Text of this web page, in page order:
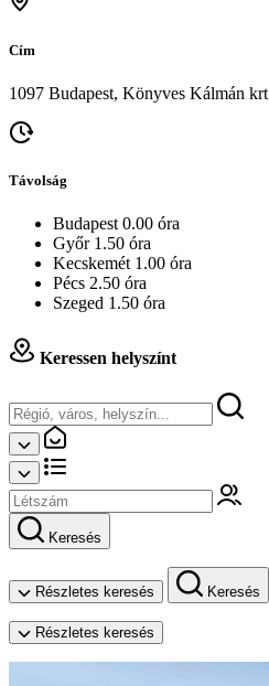
Cím
1097 Budapest, Könyves Kálmán
Távolság
Budapest 0.00 óra
Győr 1.50 óra
Kecskemét 1.00 óra
Pécs 2.50 óra
Szeged 1.50 óra
Keressen helyszínt
Keresés
Részletes keresés Keresés
Részletes keresés